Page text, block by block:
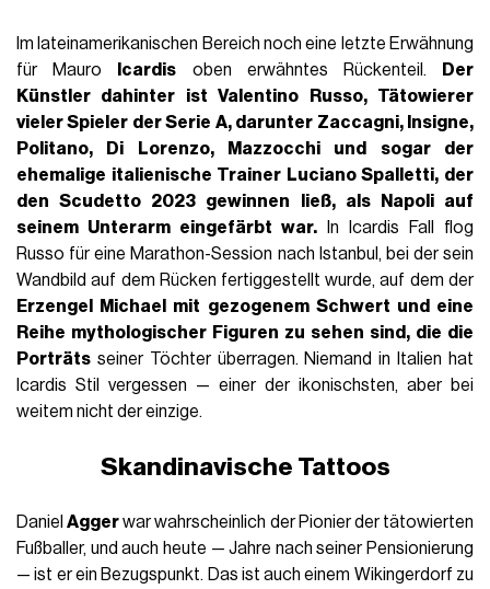
Im lateinamerikanischen Bereich noch eine letzte Erwähnung
für Mauro
Icardis oben erwähntes Rückenteil.
Der
Künstler dahinter ist Valentino Russo, Tätowierer
vieler Spieler der Serie A, darunter Zaccagni, Insigne,
Politano, Di Lorenzo, Mazzocchi und sogar der
ehemalige italienische Trainer Luciano Spalletti, der
den Scudetto 2023 gewinnen ließ, als Napoli auf
seinem Unterarm eingefärbt war. In Icardis Fall flog
Russo für eine Marathon-Session nach Istanbul, bei der sein
Wandbild auf dem Rücken fertiggestellt wurde, auf dem der
Erzengel Michael mit gezogenem Schwert und eine
Reihe mythologischer Figuren zu sehen sind, die die
Porträts seiner Töchter überragen. Niemand in Italien hat
Icardis Stil vergessen — einer der ikonischsten, aber bei
weitem nicht der einzige.
Skandinavische Tattoos
DanielAggerwar wahrscheinlich der Pionier der tätowierten
Fußballer, und auch heute — Jahre nach seiner Pensionierung
— ist er ein Bezugspunkt. Das ist auch einem Wikingerdorf zu